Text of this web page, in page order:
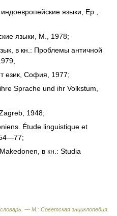
языки, Ер.,
языки, М., 1978;
в кн.: Проблемы античной
език, София, 1977;
Sprache und ihr Volkstum,
1948;
Étude linguistique et
в кн.: Studia
— М.: Советская энциклопедия